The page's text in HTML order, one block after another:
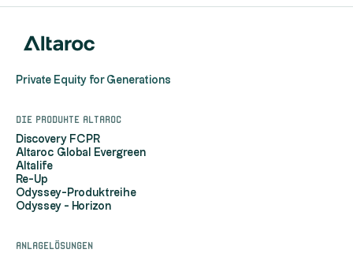
Private Equity for Generations
Die Produkte Altaroc
Discovery FCPR
Altaroc Global Evergreen
Altalife
Re-Up
Odyssey-Produktreihe
Odyssey - Horizon
Anlagelösungen